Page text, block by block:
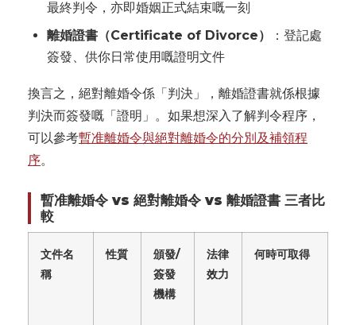
最終判令，亦即婚姻正式結束嘅一刻
離婚證書（Certificate of Divorce）
：登記處
簽發、供你日常使用嘅證明文件
換言之，絕對離婚令係「判決」，離婚證書就係根據
判決而簽發嘅「證明」。如果想深入了解判令程序，
可以參考暫准離婚令與絕對離婚令的分別及補領程
序。
暫准離婚令 vs 絕對離婚令 vs 離婚證書 三者比
較
文件名
稱
性質
頒發/
簽發
機構
法律
效力
何時可取得